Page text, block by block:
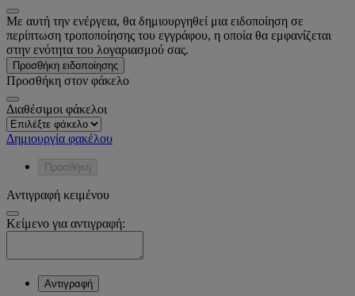
Με αυτή την ενέργεια, θα δημιουργηθεί μια ειδοποίηση σε
περίπτωση τροποποίησης του εγγράφου, η οποία θα εμφανίζεται
στην ενότητα του λογαριασμού σας.
Προσθήκη ειδοποίησης
Προσθήκη στον φάκελο
Διαθέσιμοι φάκελοι
Δημιουργία φακέλου
Προσθήκη
Αντιγραφή κειμένου
Κείμενο για αντιγραφή:
Αντιγραφή